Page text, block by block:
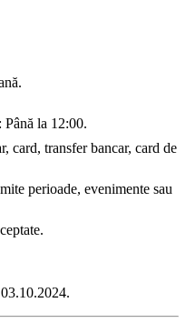
la 12:00.
card, transfer bancar, card de
perioade, evenimente sau